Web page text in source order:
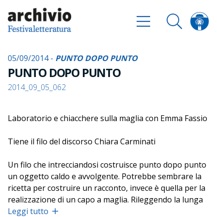
05/09/2014 - PUNTO DOPO PUNTO
PUNTO DOPO PUNTO
2014_09_05_062
Laboratorio e chiacchere sulla maglia con Emma Fassio
Tiene il filo del discorso Chiara Carminati
Un filo che intrecciandosi costruisce punto dopo punto
un oggetto caldo e avvolgente. Potrebbe sembrare la
ricetta per costruire un racconto, invece è quella per la
realizzazione di un capo a maglia. Rileggendo la lunga
tradizione del lavoro a maglia con più ferri, che si
Leggi tutto